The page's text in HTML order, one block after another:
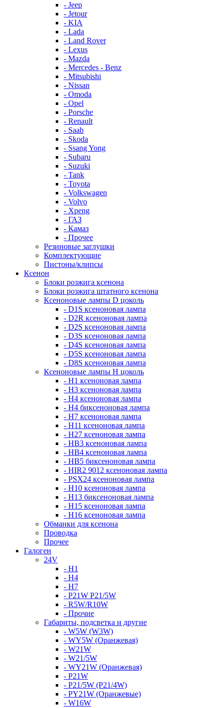
- Jeep
- Jetour
- KIA
- Lada
- Land Rover
- Lexus
- Mazda
- Mercedes - Benz
- Mitsubishi
- Nissan
- Omoda
- Opel
- Porsche
- Renault
- Saab
- Skoda
- Ssang Yong
- Subaru
- Suzuki
- Tank
- Toyota
- Volkswagen
- Volvo
- Xpeng
- ГАЗ
- Камаз
- Прочее
Резиновые заглушки
Комплектующие
Пистоны/клипсы
Ксенон
Блоки розжига ксенона
Блоки розжига штатного ксенона
Ксеноновые лампы D цоколь
- D1S ксеноновая лампа
- D2R ксеноновая лампа
- D2S ксеноновая лампа
- D3S ксеноновая лампа
- D4S ксеноновая лампа
- D5S ксеноновая лампа
- D8S ксеноновая лампа
Ксеноновые лампы Н цоколь
- H1 ксеноновая лампа
- H3 ксеноновая лампа
- H4 ксеноновая лампа
- H4 биксеноновая лампа
- H7 ксеноновая лампа
- H11 ксеноновая лампа
- H27 ксеноновая лампа
- HB3 ксеноновая лампа
- HB4 ксеноновая лампа
- HB5 биксеноновая лампа
- HIR2 9012 ксеноновая лампа
- PSX24 ксеноновая лампа
- H10 ксеноновая лампа
- H13 биксеноновая лампа
- H15 ксеноновая лампа
- H16 ксеноновая лампа
Обманки для ксенона
Проводка
Прочее
Галоген
24V
- H1
- H4
- H7
- P21W P21/5W
- R5W/R10W
- Прочие
Габариты, подсветка и другие
- W5W (W3W)
- WY5W (Оранжевая)
- W21W
- W21/5W
- WY21W (Оранжевая)
- P21W
- P21/5W (P21/4W)
- PY21W (Оранжевые)
- W16W